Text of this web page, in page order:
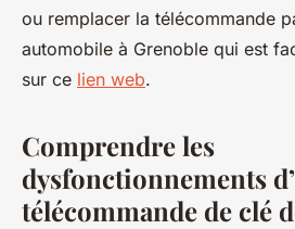
ou remplacer la télécommande
automobile à Grenoble qui est
sur ce lien web.
Comprendre les
dysfonctionnements
télécommande de clé